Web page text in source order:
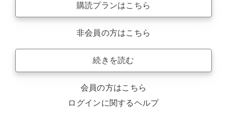
購読プランはこちら
非会員の方はこちら
続きを読む
会員の方はこちら
ログインに関するヘルプ